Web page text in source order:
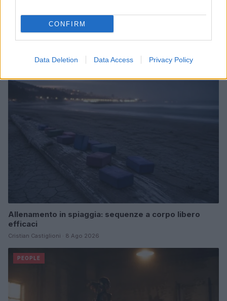
CONFIRM
Data Deletion Data Access Privacy Policy
Smartband o smartwatch: come scegliere il fitness
tracker giusto
Allenamento in spiaggia: sequenze a corpo libero
efficaci
Cristian Castiglioni · 8 Ago 2026
PEOPLE